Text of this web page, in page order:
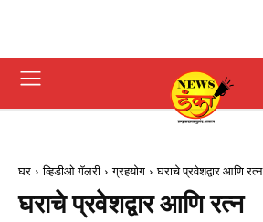
घर व्हिडीओ गॅलरी ग्रहयोग घराचे प्रवेशद्वार आणि रत्न
घराचे प्रवेशद्वार आणि रत्न